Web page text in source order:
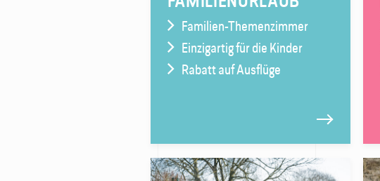
Familien-Themenzimmer
Einzigartig für die Kinder
Rabatt auf Ausflüge